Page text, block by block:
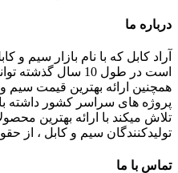
درباره ما
آراد کابل که با نام بازار سیم و
است در طول 10 سال
همچنین ارائه بهترین قیمت سیم
پروژه های سراسر کشور داشته
تلاش میکند با ارائه بهترین
تولیدکنندگان سیم و کابل ، از
تماس با ما